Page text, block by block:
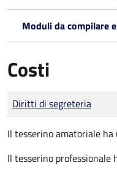
Moduli da compilare
Costi
Tipo di pagamento
Importo
Diritti di segreteria
Il tesserino amatoriale
Il tesserino professionale